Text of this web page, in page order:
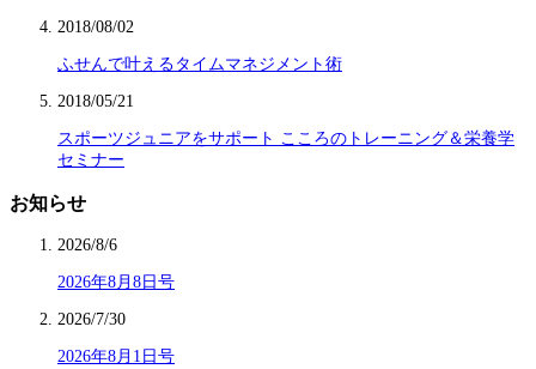
2018/08/02
ふせんで叶えるタイムマネジメント術
2018/05/21
スポーツジュニアをサポート こころのトレーニング＆栄養学
セミナー
お知らせ
2026/8/6
2026年8月8日号
2026/7/30
2026年8月1日号